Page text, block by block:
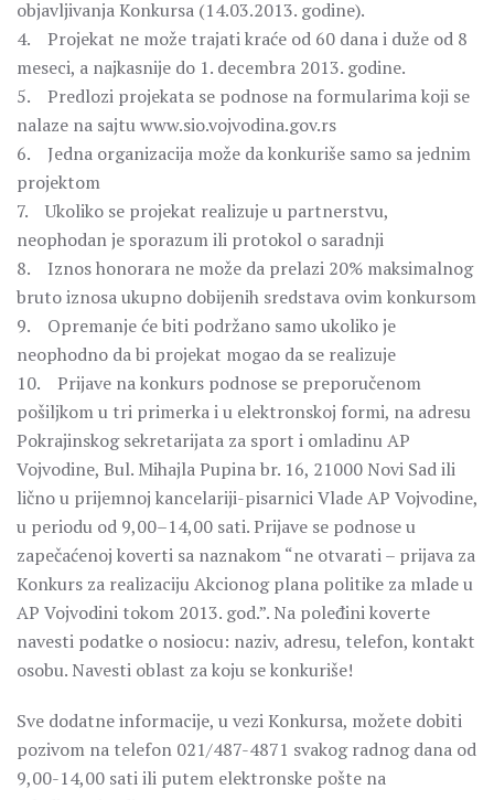
objavljivanja Konkursa (14.03.2013. godine).
4. Projekat ne može trajati kraće od 60 dana i duže od 8
meseci, a najkasnije do 1. decembra 2013. godine.
5. Predlozi projekata se podnose na formularima koji se
nalaze na sajtu www.sio.vojvodina.gov.rs
6. Jedna organizacija može da konkuriše samo sa jednim
projektom
7. Ukoliko se projekat realizuje u partnerstvu,
neophodan je sporazum ili protokol o saradnji
8. Iznos honorara ne može da prelazi 20% maksimalnog
bruto iznosa ukupno dobijenih sredstava ovim konkursom
9. Opremanje će biti podržano samo ukoliko je
neophodno da bi projekat mogao da se realizuje
10. Prijave na konkurs podnose se preporučenom
pošiljkom u tri primerka i u elektronskoj formi, na adresu
Pokrajinskog sekretarijata za sport i omladinu AP
Vojvodine, Bul. Mihajla Pupina br. 16, 21000 Novi Sad ili
lično u prijemnoj kancelariji-pisarnici Vlade AP Vojvodine,
u periodu od 9,00–14,00 sati. Prijave se podnose u
zapečaćenoj koverti sa naznakom “ne otvarati – prijava za
Konkurs za realizaciju Akcionog plana politike za mlade u
AP Vojvodini tokom 2013. god.”. Na poleđini koverte
navesti podatke o nosiocu: naziv, adresu, telefon, kontakt
osobu. Navesti oblast za koju se konkuriše!
Sve dodatne informacije, u vezi Konkursa, možete dobiti
pozivom na telefon 021/487-4871 svakog radnog dana od
9,00-14,00 sati ili putem elektronske pošte na